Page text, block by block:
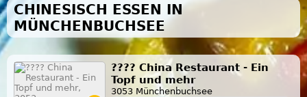
CHINESISCH ESSEN IN
MÜNCHENBUCHSEE
???? China Restaurant - Ein
Topf und mehr
3053 Münchenbuchsee